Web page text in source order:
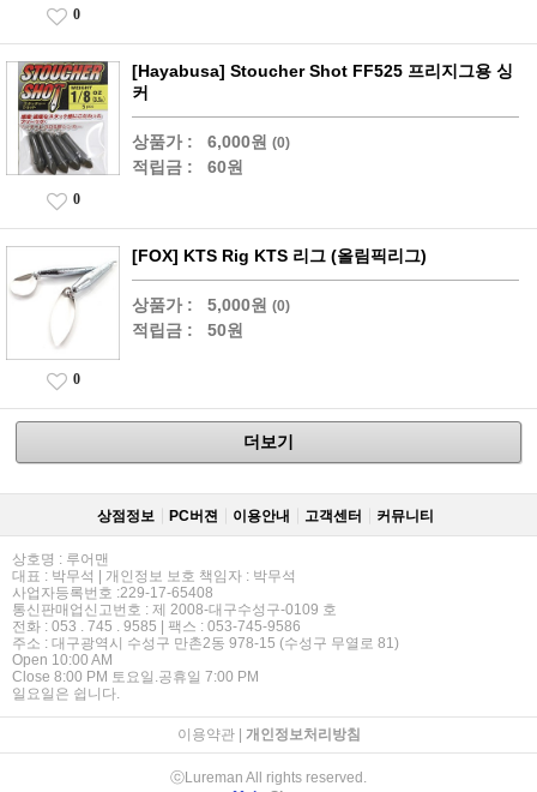
0
[Hayabusa] Stoucher Shot FF525 프리지그용 싱
커
상품가 : 6,000원 (0)
적립금 : 60원
0
[FOX] KTS Rig KTS 리그 (올림픽리그)
상품가 : 5,000원 (0)
적립금 : 50원
0
더보기
상점정보 PC버젼 이용안내 고객센터 커뮤니티
상호명 : 루어맨
대표 : 박무석 | 개인정보 보호 책임자 : 박무석
사업자등록번호 :229-17-65408
통신판매업신고번호 : 제 2008-대구수성구-0109 호
전화 : 053 . 745 . 9585 | 팩스 : 053-745-9586
주소 : 대구광역시 수성구 만촌2동 978-15 (수성구 무열로 81)
Open 10:00 AM
Close 8:00 PM 토요일.공휴일 7:00 PM
일요일은 쉽니다.
이용약관| 개인정보처리방침
ⓒLureman All rights reserved.